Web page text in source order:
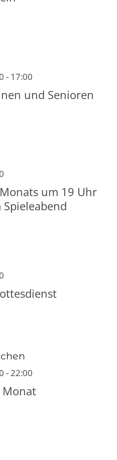
- 17:00
und Senioren
um 19 Uhr
- 22:00
Monat